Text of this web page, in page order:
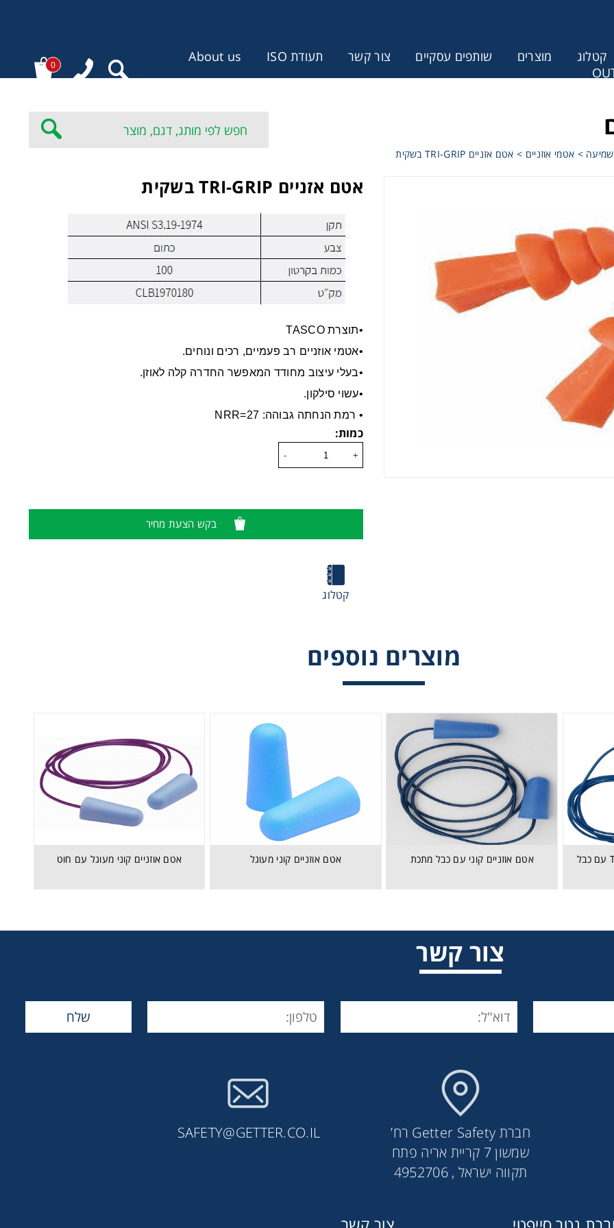
קטלוג מוצרים שותפים עסקיים צור קשר תעודת ISO
About us
0
> אטמי אוזניים > אטם אזניים TRI-GRIP בשקית
אטם אזניים TRI-GRIP בשקית
•תוצרת TASCO
•אטמי אוזניים רב פעמיים, רכים ונוחים.
•בעלי עיצוב מחודד המאפשר החדרה קלה לאוזן.
•עשוי סילקון.
• רמת הנחתה גבוהה: NRR=27
כמות:
+
-
בקש הצעת מחיר
קטלוג
מוצרים נוספים
אטם אוזניים דגם TRI-GRIP עם כבל אטם אוזניים קוני עם כבל מתכת אטם אוזניים קוני מעוגל אטם אוזניים קוני מעוגל עם חוט
צור קשר
חברת Getter Safety רח’
שמשון 7 קריית אריה פתח
תקווה ישראל , 4952706
SAFETY@GETTER.CO.IL
אטם אוזניים דגם TRI-GRIP עם כבל מתכת
אטם אוזניים קוני עם כבל מתכת